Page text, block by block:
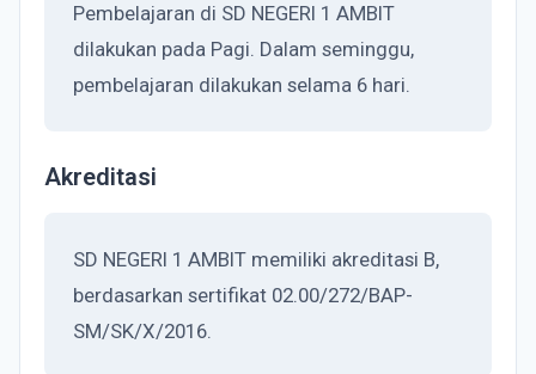
Pembelajaran di SD NEGERI 1 AMBIT
dilakukan pada Pagi. Dalam seminggu,
pembelajaran dilakukan selama 6 hari.
Akreditasi
SD NEGERI 1 AMBIT memiliki akreditasi B,
berdasarkan sertifikat 02.00/272/BAP-
SM/SK/X/2016.